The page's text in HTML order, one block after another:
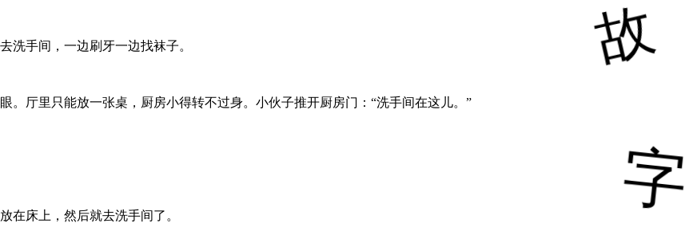
洗手间，一边刷牙一边找袜子。
厅里只能放一张桌，厨房小得转不过身。小伙子推开厨房门：“洗手间在这儿。”
在床上，然后就去洗手间了。